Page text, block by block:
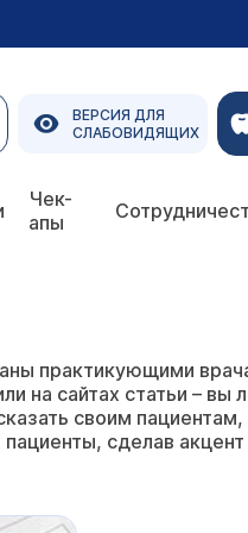
ВЕРСИЯ ДЛЯ
СЛАБОВИДЯЩИХ
Чек-
апы
практикующими
на сайтах статьи – вы
своим
сделав